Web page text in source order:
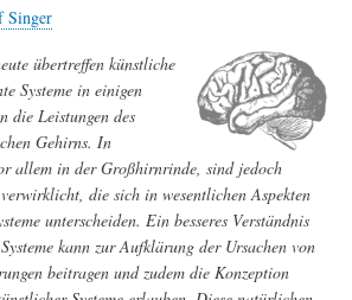
Entwicklung
Singer
übertreffen künstliche
Systeme in einigen
die Leistungen des
Gehirns. In
allem in der Großhirnrinde, sind jedoch
die sich in wesentlichen Aspekten
unterscheiden. Ein besseres Verständnis
kann zur Aufklärung der Ursachen von
beitragen und zudem die Konzeption